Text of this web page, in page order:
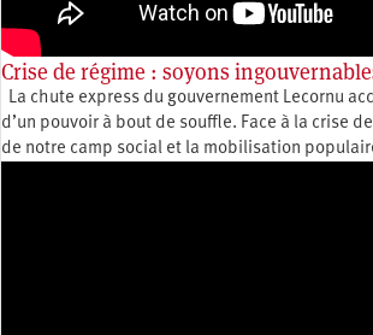
Crise de régime : soyons
La chute express du gouvernement Lecornu
d’un pouvoir à bout de souffle. Face à la crise
de notre camp social et la mobilisation